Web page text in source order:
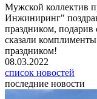
Мужской коллектив
Инжиниринг"
праздником,
сказали
праздником!
08.03.2022
список новостей
последние новости